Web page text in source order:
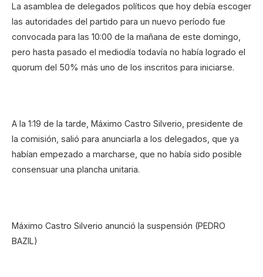
La asamblea de delegados políticos que hoy debía escoger
las autoridades del partido para un nuevo período fue
convocada para las 10:00 de la mañana de este domingo,
pero hasta pasado el mediodía todavía no había logrado el
quorum del 50% más uno de los inscritos para iniciarse.
A la 1:19 de la tarde, Máximo Castro Silverio, presidente de
la comisión, salió para anunciarla a los delegados, que ya
habían empezado a marcharse, que no había sido posible
consensuar una plancha unitaria.
Máximo Castro Silverio anunció la suspensión (PEDRO
BAZIL)